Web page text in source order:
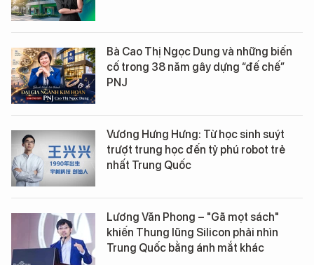
Bà Cao Thị Ngọc Dung và những biến
cố trong 38 năm gây dựng “đế chế”
PNJ
Vương Hưng Hưng: Từ học sinh suýt
trượt trung học đến tỷ phú robot trẻ
nhất Trung Quốc
Lương Văn Phong – "Gã mọt sách"
khiến Thung lũng Silicon phải nhìn
Trung Quốc bằng ánh mắt khác